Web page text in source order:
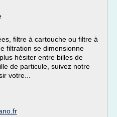
filtre à cartouche ou filtre à
filtration se dimensionne
hésiter entre billes de
de particule, suivez notre
votre...